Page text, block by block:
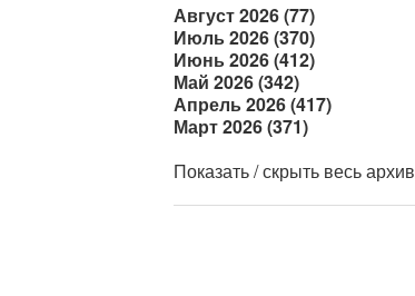
Август 2026 (77)
Июль 2026 (370)
Июнь 2026 (412)
Май 2026 (342)
Апрель 2026 (417)
Март 2026 (371)
Показать / скрыть весь архив